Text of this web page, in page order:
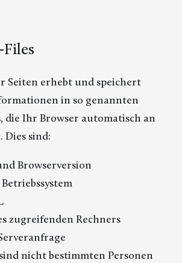
Seiten erhebt und speichert
in so genannten
die Ihr Browser automatisch an
sind:
Browserversion
zugreifenden Rechners
nicht bestimmten Personen